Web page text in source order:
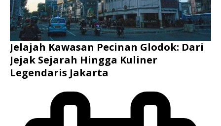
Jelajah Kawasan Pecinan Glodok: Dari
Jejak Sejarah Hingga Kuliner
Legendaris Jakarta